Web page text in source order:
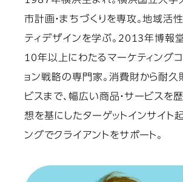
市計画・まちづくりを専攻。地域活
ティデザインを学ぶ。2013年博報
10年以上にわたるマーケティング
ョン戦略の専門家。消費財から耐久
ビスまで、幅広い商品・サービスを
想を基にしたターゲットインサイト
ングでクライアントをサポート。